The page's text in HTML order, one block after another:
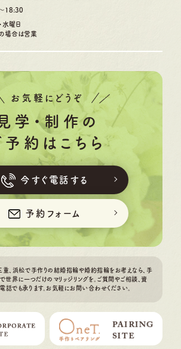
18:30
水曜日
場合は営業
お気軽にどうぞ
学・制作の
予約はこちら
今すぐ電話する
予約フォーム
重、浜松で手作りの結婚指輪や婚約指輪をお考えなら、手
界に一つだけのマリッジリングを。ご質問やご相談、資
話でも承ります。お気軽にお問い合わせください。